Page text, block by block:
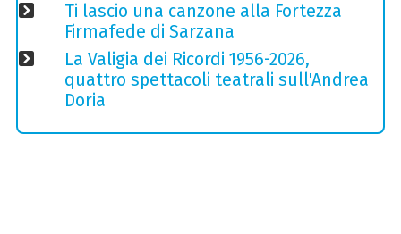
Ti lascio una canzone alla Fortezza
Firmafede di Sarzana
La Valigia dei Ricordi 1956-2026,
quattro spettacoli teatrali sull'Andrea
Doria